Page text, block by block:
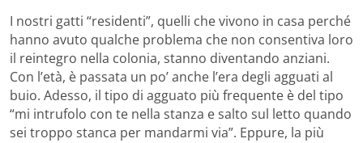
I nostri gatti “residenti”, quelli che vivono in casa perché
hanno avuto qualche problema che non consentiva loro
il reintegro nella colonia, stanno diventando anziani.
Con l’età, è passata un po’ anche l’era degli agguati al
buio. Adesso, il tipo di agguato più frequente è del tipo
“mi intrufolo con te nella stanza e salto sul letto quando
sei troppo stanca per mandarmi via”. Eppure, la più